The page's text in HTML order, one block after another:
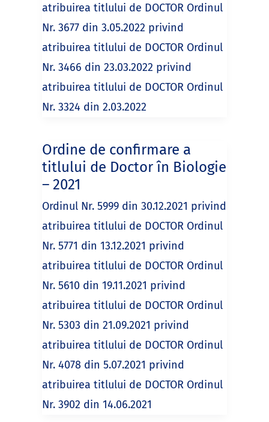
atribuirea titlului de DOCTOR Ordinul
Nr. 3677 din 3.05.2022 privind
atribuirea titlului de DOCTOR Ordinul
Nr. 3466 din 23.03.2022 privind
atribuirea titlului de DOCTOR Ordinul
Nr. 3324 din 2.03.2022
Ordine de confirmare a
titlului de Doctor în Biologie
– 2021
Ordinul Nr. 5999 din 30.12.2021 privind
atribuirea titlului de DOCTOR Ordinul
Nr. 5771 din 13.12.2021 privind
atribuirea titlului de DOCTOR Ordinul
Nr. 5610 din 19.11.2021 privind
atribuirea titlului de DOCTOR Ordinul
Nr. 5303 din 21.09.2021 privind
atribuirea titlului de DOCTOR Ordinul
Nr. 4078 din 5.07.2021 privind
atribuirea titlului de DOCTOR Ordinul
Nr. 3902 din 14.06.2021